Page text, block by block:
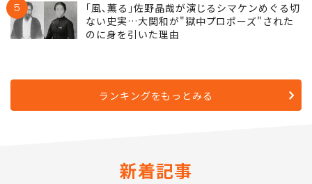
5
｢風､薫る｣佐野晶哉が演じるシマケンめぐる切
ない史実…大関和が"獄中プロポーズ"された
のに身を引いた理由
ランキングをもっとみる
新着記事